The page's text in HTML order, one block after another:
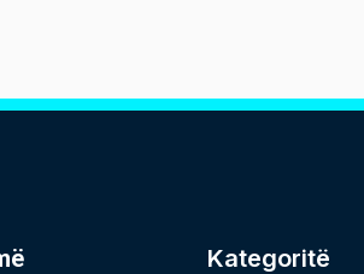
Kategoritë